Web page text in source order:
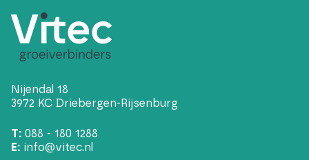
Nijendal 18
3972 KC Driebergen-Rijsenburg
T: 088 - 180 1288
E: info@vitec.nl